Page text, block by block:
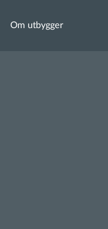
Om utbygger